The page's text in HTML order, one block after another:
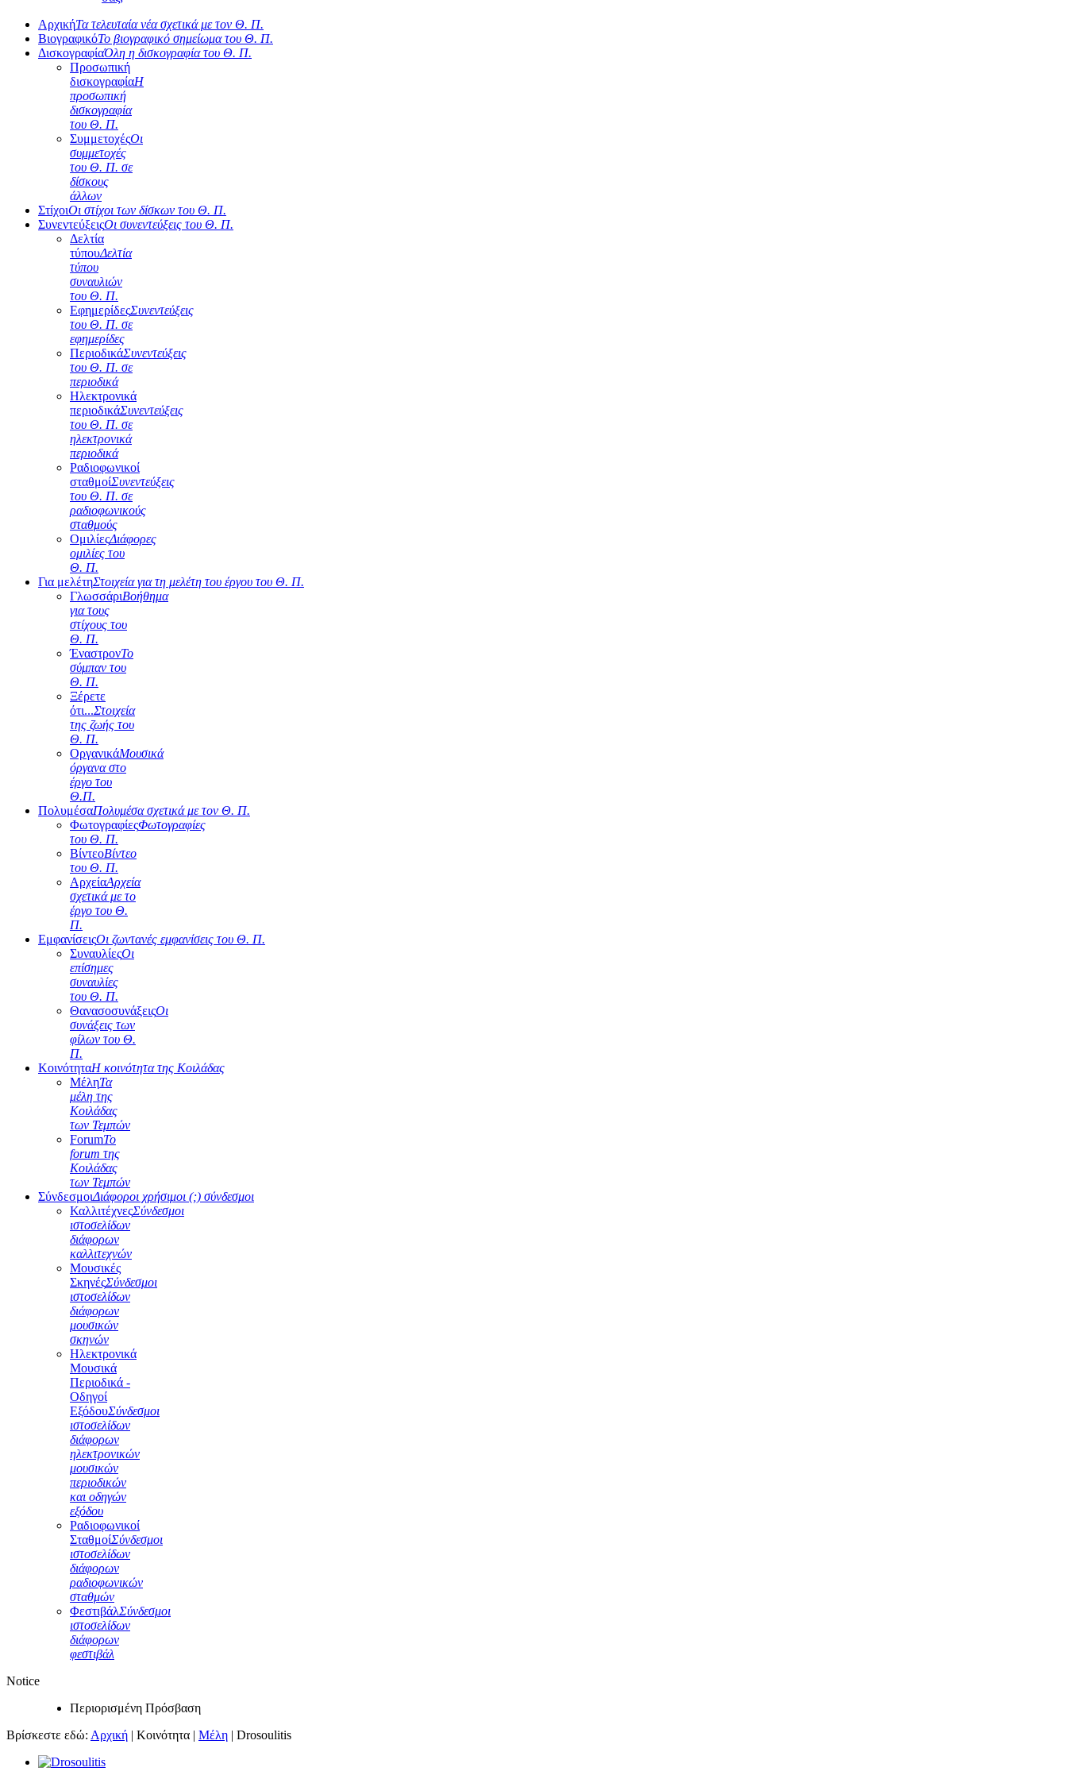
ΑρχικήΤα τελευταία νέα σχετικά με τον Θ. Π.
ΒιογραφικόΤο βιογραφικό σημείωμα του Θ. Π.
ΔισκογραφίαΌλη η δισκογραφία του Θ. Π.
Προσωπική
δισκογραφίαΗ
προσωπική
δισκογραφία
του Θ. Π.
ΣυμμετοχέςΟι
συμμετοχές
του Θ. Π. σε
δίσκους
άλλων
ΣτίχοιΟι στίχοι των δίσκων του Θ. Π.
ΣυνεντεύξειςΟι συνεντεύξεις του Θ. Π.
Δελτία
τύπουΔελτία
τύπου
συναυλιών
του Θ. Π.
ΕφημερίδεςΣυνεντεύξεις
του Θ. Π. σε
εφημερίδες
ΠεριοδικάΣυνεντεύξεις
του Θ. Π. σε
περιοδικά
Ηλεκτρονικά
περιοδικάΣυνεντεύξεις
του Θ. Π. σε
ηλεκτρονικά
περιοδικά
Ραδιοφωνικοί
σταθμοίΣυνεντεύξεις
του Θ. Π. σε
ραδιοφωνικούς
σταθμούς
ΟμιλίεςΔιάφορες
ομιλίες του
Θ. Π.
Για μελέτηΣτοιχεία για τη μελέτη του έργου του Θ. Π.
ΓλωσσάριΒοήθημα
για τους
στίχους του
Θ. Π.
ΈναστρονΤο
σύμπαν του
Θ. Π.
Ξέρετε
ότι...Στοιχεία
της ζωής του
Θ. Π.
ΟργανικάΜουσικά
όργανα στο
έργο του
Θ.Π.
ΠολυμέσαΠολυμέσα σχετικά με τον Θ. Π.
ΦωτογραφίεςΦωτογραφίες
του Θ. Π.
ΒίντεοΒίντεο
του Θ. Π.
ΑρχείαΑρχεία
σχετικά με το
έργο του Θ.
Π.
ΕμφανίσειςΟι ζωντανές εμφανίσεις του Θ. Π.
ΣυναυλίεςΟι
επίσημες
συναυλίες
του Θ. Π.
ΘανασοσυνάξειςΟι
συνάξεις των
φίλων του Θ.
Π.
ΚοινότηταΗ κοινότητα της Κοιλάδας
ΜέληΤα
μέλη της
Κοιλάδας
των Τεμπών
ForumΤο
forum της
Κοιλάδας
των Τεμπών
ΣύνδεσμοιΔιάφοροι χρήσιμοι (;) σύνδεσμοι
ΚαλλιτέχνεςΣύνδεσμοι
ιστοσελίδων
διάφορων
καλλιτεχνών
Μουσικές
ΣκηνέςΣύνδεσμοι
ιστοσελίδων
διάφορων
μουσικών
σκηνών
Ηλεκτρονικά
Μουσικά
Περιοδικά -
Οδηγοί
ΕξόδουΣύνδεσμοι
ιστοσελίδων
διάφορων
ηλεκτρονικών
μουσικών
περιοδικών
και οδηγών
εξόδου
Ραδιοφωνικοί
ΣταθμοίΣύνδεσμοι
ιστοσελίδων
διάφορων
ραδιοφωνικών
σταθμών
ΦεστιβάλΣύνδεσμοι
ιστοσελίδων
διάφορων
φεστιβάλ
Notice
Περιορισμένη Πρόσβαση
Βρίσκεστε εδώ: Αρχική | Κοινότητα | Μέλη | Drosoulitis